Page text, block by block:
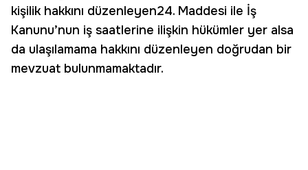
kişilik hakkını düzenleyen24. Maddesi ile İş
Kanunu’nun iş saatlerine ilişkin hükümler yer alsa
da ulaşılamama hakkını düzenleyen doğrudan bir
mevzuat bulunmamaktadır.